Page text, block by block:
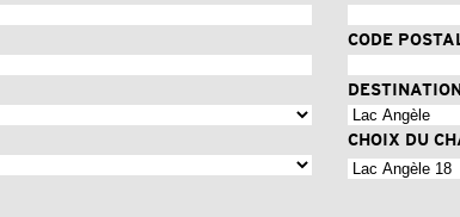
CODE
CHOIX DU